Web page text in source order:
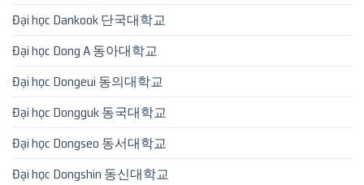
Đại học Dankook 단국대학교
Đại học Dong A 동아대학교
Đại học Dongeui 동의대학교
Đại học Dongguk 동국대학교
Đại học Dongseo 동서대학교
Đại học Dongshin 동신대학교